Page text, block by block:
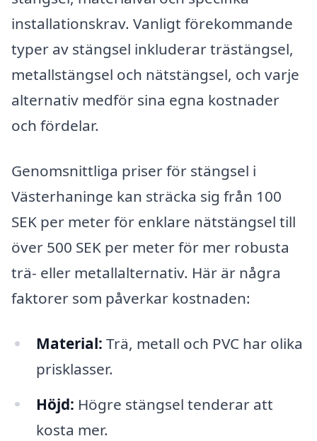
installationskrav. Vanligt förekommande
typer av stängsel inkluderar trästängsel,
metallstängsel och nätstängsel, och varje
alternativ medför sina egna kostnader
och fördelar.
Genomsnittliga priser för stängsel i
Västerhaninge kan sträcka sig från 100
SEK per meter för enklare nätstängsel till
över 500 SEK per meter för mer robusta
trä- eller metallalternativ. Här är några
faktorer som påverkar kostnaden:
Material: Trä, metall och PVC har olika
prisklasser.
Höjd: Högre stängsel tenderar att
kosta mer.